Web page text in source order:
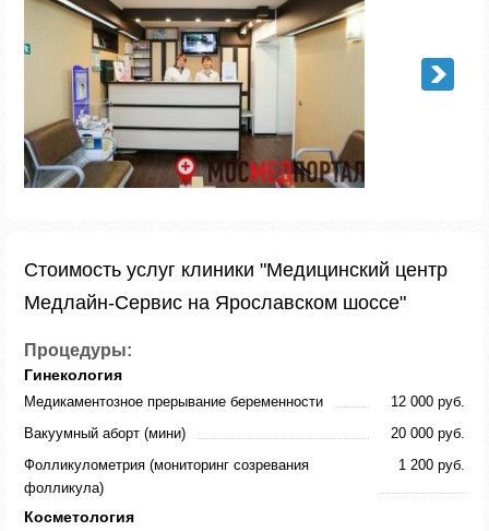
Стоимость услуг клиники "Медицинский центр
Медлайн-Сервис на Ярославском шоссе"
Процедуры:
Гинекология
Медикаментозное прерывание беременности
12 000 руб.
Вакуумный аборт (мини)
20 000 руб.
Фолликулометрия (мониторинг созревания
фолликула)
1 200 руб.
Косметология